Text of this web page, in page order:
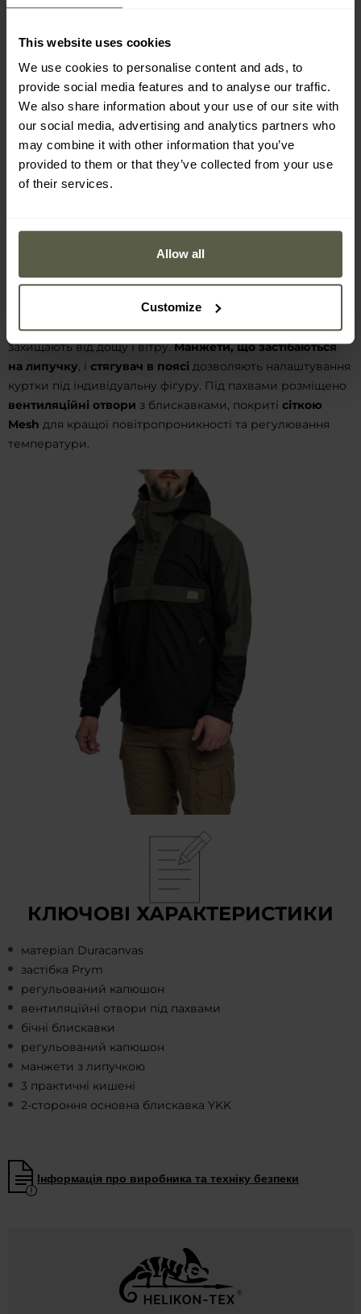
This website uses cookies
We use cookies to personalise content and ads, to
provide social media features and to analyse our traffic.
We also share information about your use of our site with
our social media, advertising and analytics partners who
may combine it with other information that you’ve
provided to them or that they’ve collected from your use
of their services.
Allow all
Customize
Основна блискавка Half-Zip - це
бренду YKK. Комір-стійка захищений матеріальною
накладкою, що захищає підборіддя від затискання
блискавкою. З обох боків куртки розміщено блискавки з
застібками Prym, які дозволяють розстібати. Бічні
блискавки полегшують одягання та зняття куртки, а
також можуть слугувати вентиляцією.
ЛИПУЧКОЮ
Регульований капюшонз козирком та високий комір
захищають від дощу і вітру.Манжети, що застібаються
на липучку, і стягувач в поясі дозволяють налаштування
куртки під індивідуальну фігуру. Під пахвами розміщено
вентиляційні отвори з блискавками, покриті сіткою
Mesh для кращої повітропроникності та регулювання
температури.
КЛЮЧОВІ ХАРАКТЕРИСТИКИ
матеріал Duracanvas
застібка Prym
регульований капюшон
вентиляційні отвори під пахвами
бічні блискавки
регульований капюшон
манжети з липучкою
3 практичні кишені
2-стороння основна блискавка YKK
Інформація про виробника та техніку безпеки